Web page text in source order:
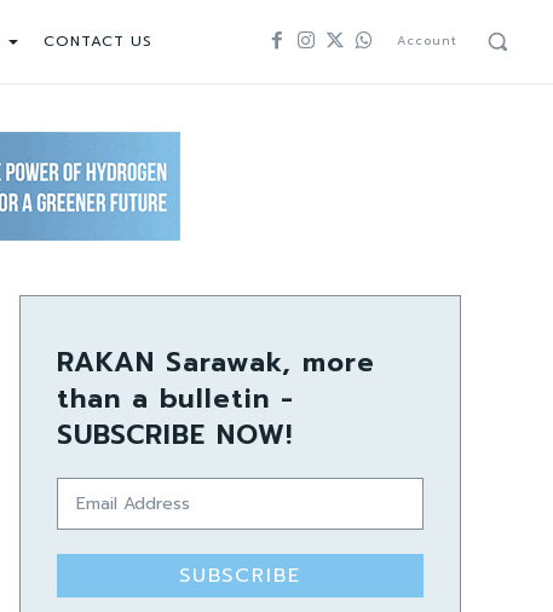
CONTACT US Account
RAKAN Sarawak, more
than a bulletin -
SUBSCRIBE NOW!
SUBSCRIBE